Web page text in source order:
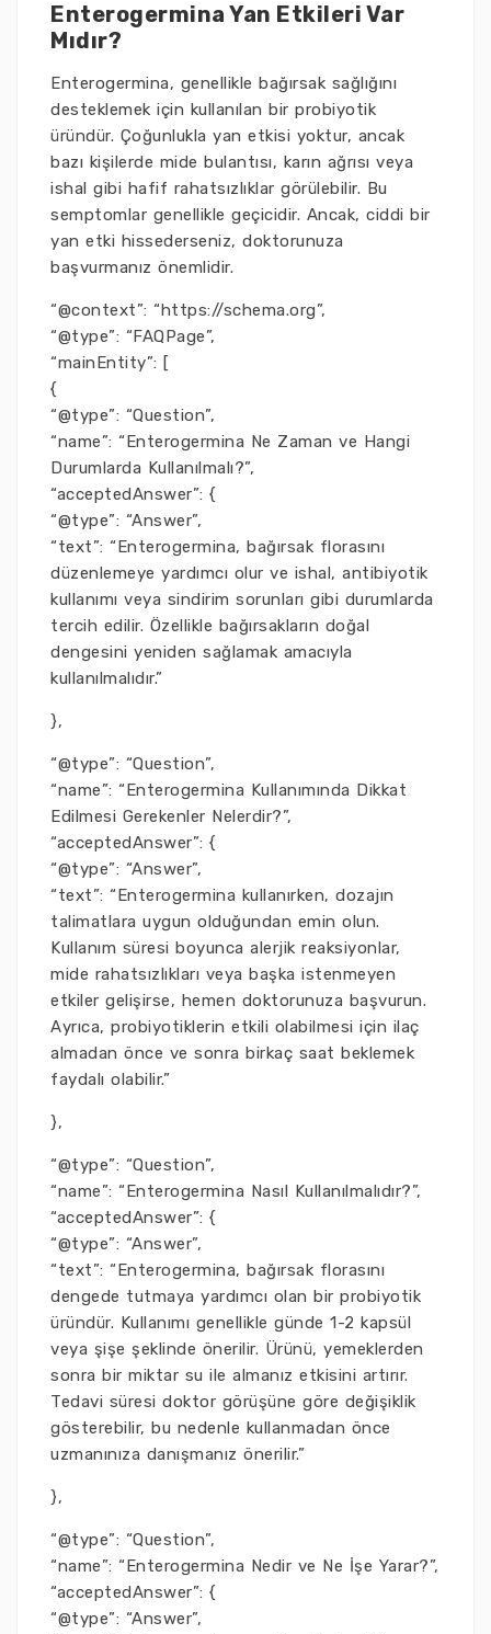
Enterogermina Yan Etkileri Var
Mıdır?
Enterogermina, genellikle bağırsak sağlığını
desteklemek için kullanılan bir probiyotik
üründür. Çoğunlukla yan etkisi yoktur, ancak
bazı kişilerde mide bulantısı, karın ağrısı veya
ishal gibi hafif rahatsızlıklar görülebilir. Bu
semptomlar genellikle geçicidir. Ancak, ciddi bir
yan etki hissederseniz, doktorunuza
başvurmanız önemlidir.
“@context”: “https://schema.org”,
“@type”: “FAQPage”,
“mainEntity”: [
{
“@type”: “Question”,
“name”: “Enterogermina Ne Zaman ve Hangi
Durumlarda Kullanılmalı?”,
“acceptedAnswer”: {
“@type”: “Answer”,
“text”: “Enterogermina, bağırsak florasını
düzenlemeye yardımcı olur ve ishal, antibiyotik
kullanımı veya sindirim sorunları gibi durumlarda
tercih edilir. Özellikle bağırsakların doğal
dengesini yeniden sağlamak amacıyla
kullanılmalıdır.”
},
“@type”: “Question”,
“name”: “Enterogermina Kullanımında Dikkat
Edilmesi Gerekenler Nelerdir?”,
“acceptedAnswer”: {
“@type”: “Answer”,
“text”: “Enterogermina kullanırken, dozajın
talimatlara uygun olduğundan emin olun.
Kullanım süresi boyunca alerjik reaksiyonlar,
mide rahatsızlıkları veya başka istenmeyen
etkiler gelişirse, hemen doktorunuza başvurun.
Ayrıca, probiyotiklerin etkili olabilmesi için ilaç
almadan önce ve sonra birkaç saat beklemek
faydalı olabilir.”
},
“@type”: “Question”,
“name”: “Enterogermina Nasıl Kullanılmalıdır?”,
“acceptedAnswer”: {
“@type”: “Answer”,
“text”: “Enterogermina, bağırsak florasını
dengede tutmaya yardımcı olan bir probiyotik
üründür. Kullanımı genellikle günde 1-2 kapsül
veya şişe şeklinde önerilir. Ürünü, yemeklerden
sonra bir miktar su ile almanız etkisini artırır.
Tedavi süresi doktor görüşüne göre değişiklik
gösterebilir, bu nedenle kullanmadan önce
uzmanınıza danışmanız önerilir.”
},
“@type”: “Question”,
“name”: “Enterogermina Nedir ve Ne İşe Yarar?”,
“acceptedAnswer”: {
“@type”: “Answer”,